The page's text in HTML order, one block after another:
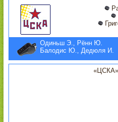
Одиньш Э., Рённ Ю.
Балодис Ю., Дедюля И.
«ЦСКА»